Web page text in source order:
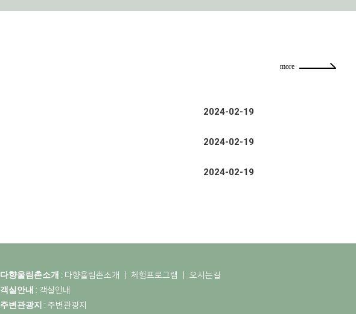
more
2024-02-19
2024-02-19
2024-02-19
다향울림촌소개 : 다향울림촌소개 체험프로그램
오시는길
객실안내 : 객실안내
주변관광지 : 주변관광지